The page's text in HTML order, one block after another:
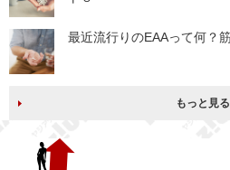
最近流行りのEAAって何？
もっと見る